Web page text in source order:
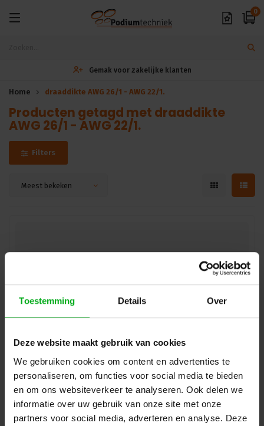
Toestemming Details Over
Deze website maakt gebruik van cookies
We gebruiken cookies om content en advertenties te
personaliseren, om functies voor social media te bieden
en om ons websiteverkeer te analyseren. Ook delen we
informatie over uw gebruik van onze site met onze
partners voor social media, adverteren en analyse. Deze
0
Gemak voor zakelijke klanten
Home draaddikte AWG 26/1 - AWG 22/1.
Producten getagd met draaddikte
AWG 26/1 - AWG 22/1.
Filters
Meest bekeken
Neutrik | NE8FDX-Y6 | etherCON CAT6A D-shape IDC
NE8FDX-Y6
Verwachtte levertijd 7-14 werkdagen